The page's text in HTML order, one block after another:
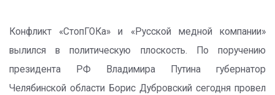
Конфликт «СтопГОКа» и «Русской медной компании»
вылился в политическую плоскость. По поручению
президента РФ Владимира Путина губернатор
Челябинской области Борис Дубровский сегодня провел